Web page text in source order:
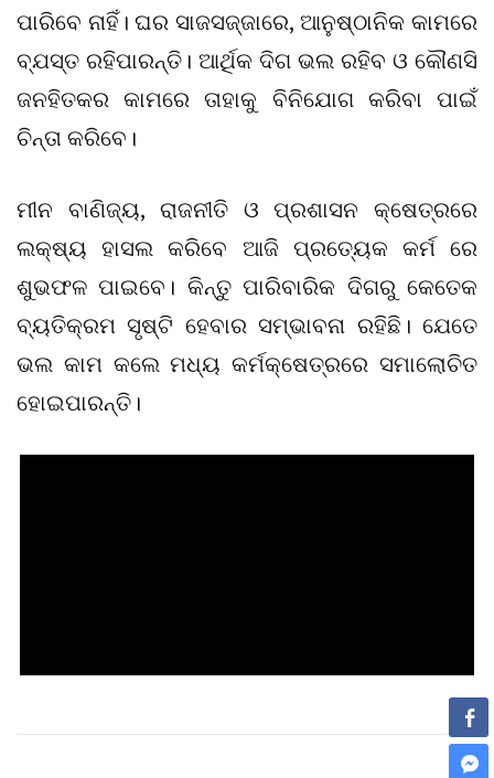
ପାରିବେ ନାହିଁ। ଘର ସାଜସଜ୍ଜାରେ, ଆନୁଷ୍ଠାନିକ କାମରେ
ବ୍ଯସ୍ତ ରହିପାରନ୍ତି। ଆର୍ଥିକ ଦିଗ ଭଲ ରହିବ ଓ କୌଣସି
ଜନହିତକର କାମରେ ତାହାକୁ ବିନିଯୋଗ କରିବା ପାଇଁ
ଚିନ୍ତା କରିବେ।
ମୀନ ବାଣିଜ୍ୟ, ରାଜନୀତି ଓ ପ୍ରଶାସନ କ୍ଷେତ୍ରରେ
ଲକ୍ଷ୍ୟ ହାସଲ କରିବେ ଆଜି ପ୍ରତ୍ୟେକ କର୍ମ ରେ
ଶୁଭଫଳ ପାଇବେ। କିନ୍ତୁ ପାରିବାରିକ ଦିଗରୁ କେତେକ
ବ୍ୟତିକ୍ରମ ସୃଷ୍ଟି ହେବାର ସମ୍ଭାବନା ରହିଛି। ଯେତେ
ଭଲ କାମ କଲେ ମଧ୍ୟ କର୍ମକ୍ଷେତ୍ରରେ ସମାଲୋଚିତ
ହୋଇପାରନ୍ତି।